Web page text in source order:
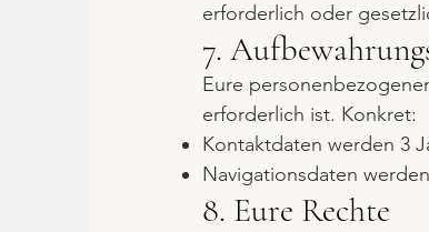
erforderlich oder
7.
Eure
erforderlich ist. Konkret:
Kontaktdaten werden 3
Navigationsdaten
8. Eure Rechte